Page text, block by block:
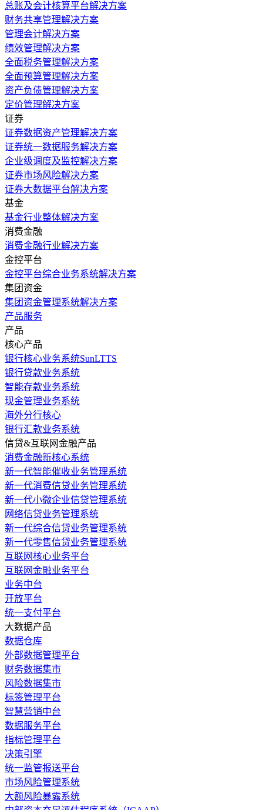
总账及会计核算平台解决方案
财务共享管理解决方案
管理会计解决方案
绩效管理解决方案
全面税务管理解决方案
全面预算管理解决方案
资产负债管理解决方案
定价管理解决方案
证券
证券数据资产管理解决方案
证券统一数据服务解决方案
企业级调度及监控解决方案
证券市场风险解决方案
证券大数据平台解决方案
基金
基金行业整体解决方案
消费金融
消费金融行业解决方案
金控平台
金控平台综合业务系统解决方案
集团资金
集团资金管理系统解决方案
产品服务
产品
核心产品
银行核心业务系统SunLTTS
银行贷款业务系统
智能存款业务系统
现金管理业务系统
海外分行核心
银行汇款业务系统
信贷&互联网金融产品
消费金融新核心系统
新一代智能催收业务管理系统
新一代消费信贷业务管理系统
新一代小微企业信贷管理系统
网络信贷业务管理系统
新一代综合信贷业务管理系统
新一代零售信贷业务管理系统
互联网核心业务平台
互联网金融业务平台
业务中台
开放平台
统一支付平台
大数据产品
数据仓库
外部数据管理平台
财务数据集市
风险数据集市
标签管理平台
智慧营销中台
数据服务平台
指标管理平台
决策引擎
统一监管报送平台
市场风险管理系统
大额风险暴露系统